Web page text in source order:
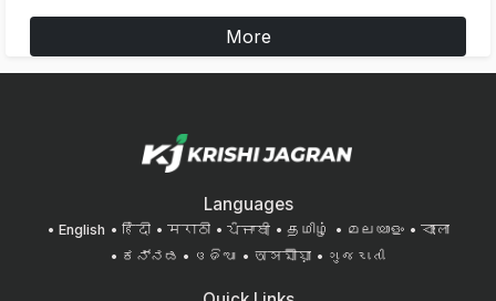
More
Languages
English हिंदी मराठी ਪੰਜਾਬੀ தமிழ் മലയാളം
বাংলা
ಕನ್ನಡ
ଓଡିଆ অসমীয়া ગુજરાતી